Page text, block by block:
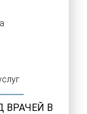
ВРАЧЕЙ В